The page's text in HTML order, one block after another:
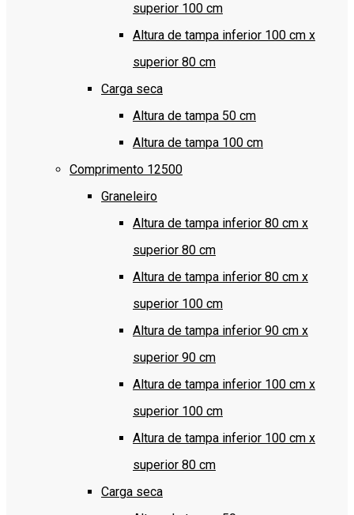
superior 100 cm
Altura de tampa inferior 100 cm x
superior 80 cm
Carga seca
Altura de tampa 50 cm
Altura de tampa 100 cm
Comprimento 12500
Graneleiro
Altura de tampa inferior 80 cm x
superior 80 cm
Altura de tampa inferior 80 cm x
superior 100 cm
Altura de tampa inferior 90 cm x
superior 90 cm
Altura de tampa inferior 100 cm x
superior 100 cm
Altura de tampa inferior 100 cm x
superior 80 cm
Carga seca